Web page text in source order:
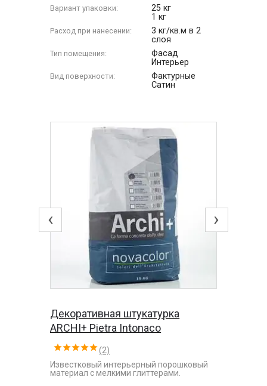
Вариант упаковки:
25 кг
1 кг
Расход при нанесении:
3 кг/кв.м в 2
слоя
Тип помещения:
Фасад
Интерьер
Вид поверхности:
Фактурные
Сатин
‹ ›
Декоративная штукатурка
ARCHI+ Pietra Intonaco
(2)
Известковый интерьерный порошковый
материал с мелкими глиттерами.